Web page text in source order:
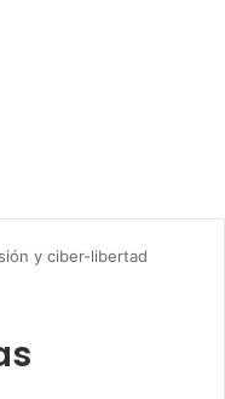
y ciber-libertad